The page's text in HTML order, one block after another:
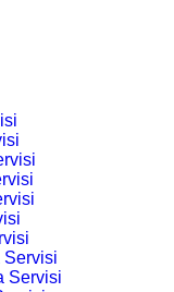
Servisi
Servisi